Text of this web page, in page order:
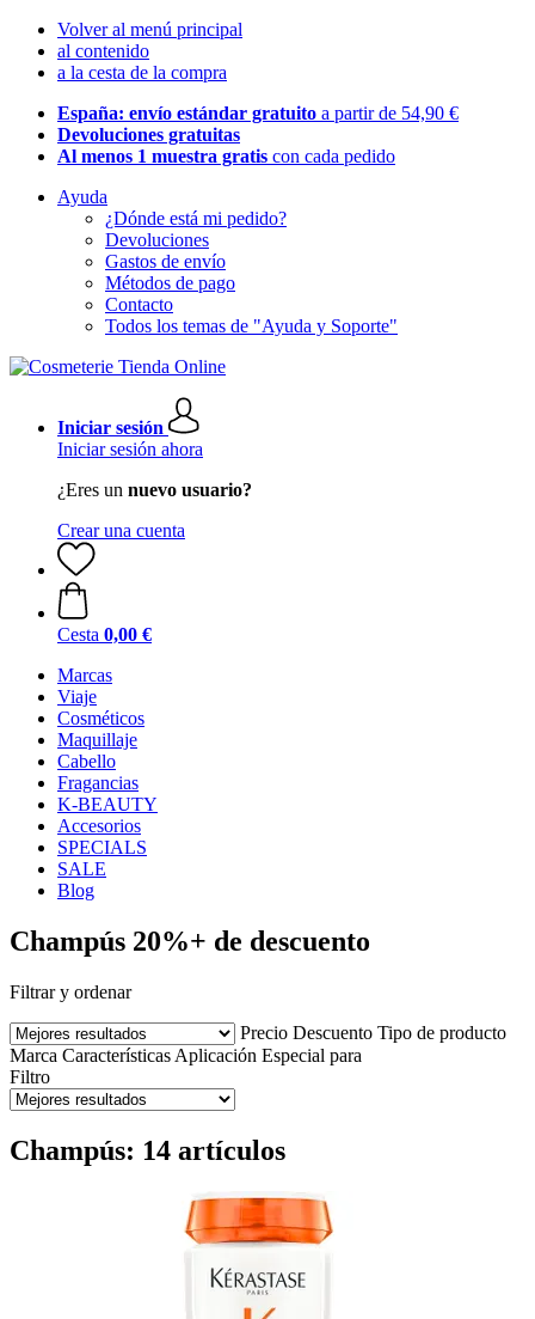
Volver al menú principal
al contenido
a la cesta de la compra
España: envío estándar gratuito a partir de 54,90 €
Devoluciones gratuitas
Al menos 1 muestra gratis con cada pedido
Ayuda
¿Dónde está mi pedido?
Devoluciones
Gastos de envío
Métodos de pago
Contacto
Todos los temas de "Ayuda y Soporte"
Iniciar sesión
Iniciar sesión ahora
¿Eres un nuevo usuario?
Crear una cuenta
Cesta 0,00 €
Marcas
Viaje
Cosméticos
Maquillaje
Cabello
Fragancias
K-BEAUTY
Accesorios
SPECIALS
SALE
Blog
Champús 20%+ de descuento
Filtrar y ordenar
Precio Descuento Tipo de producto
Marca Características Aplicación Especial para
Filtro
Champús: 14 artículos